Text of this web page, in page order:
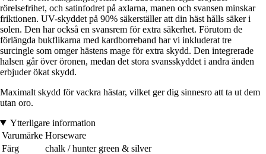
rörelsefrihet, och satinfodret på axlarna, manen och svansen minskar
friktionen. UV-skyddet på 90% säkerställer att din häst hålls säker i
solen. Den har också en svansrem för extra säkerhet. Förutom de
förlängda bukflikarna med kardborreband har vi inkluderat tre
surcingle som omger hästens mage för extra skydd. Den integrerade
halsen går över öronen, medan det stora svansskyddet i andra änden
erbjuder ökat skydd.
Maximalt skydd för vackra hästar, vilket ger dig sinnesro att ta ut dem
utan oro.
Ytterligare information
Varumärke Horseware
Färg
chalk / hunter green & silver